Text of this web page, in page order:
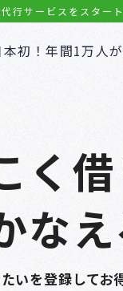
スタートしました。
く
なえ
たいを登録してお
本初！年間1万人